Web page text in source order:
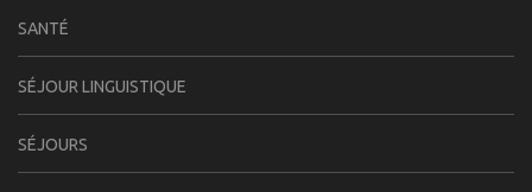
SANTÉ
SÉJOUR LINGUISTIQUE
SÉJOURS